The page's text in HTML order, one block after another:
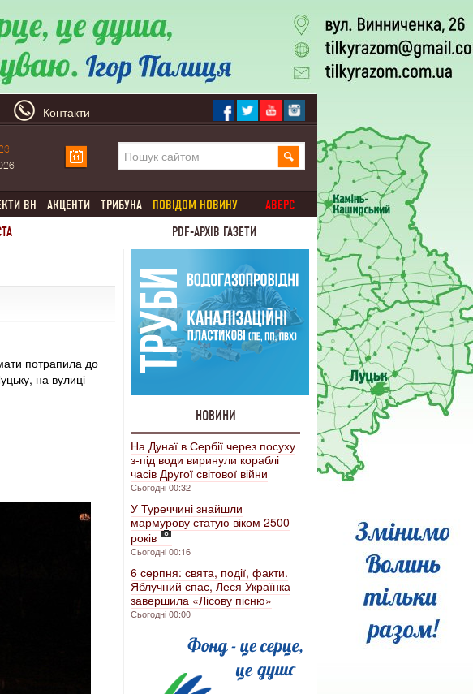
Контакти
ВН АКЦЕНТИ ТРИБУНА ПОВІДОМ НОВИНУ
АВЕРС
PDF-АРХІВ ГАЗЕТИ
потрапила до
на вулиці
НОВИНИ
На Дунаї в Сербії через посуху
з-під води виринули кораблі
часів Другої світової війни
Сьогодні 00:32
У Туреччині знайшли
мармурову статую віком 2500
років
Сьогодні 00:16
6 серпня: свята, події, факти.
Яблучний спас, Леся Українка
завершила «Лісову пісню»
Сьогодні 00:00